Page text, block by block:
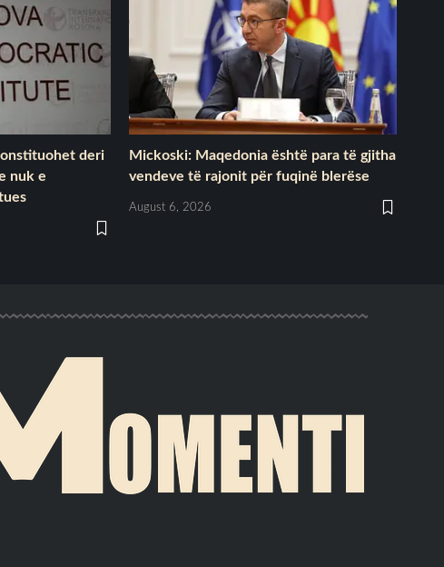
deri
nuk e
Mickoski: Maqedonia është para të gjitha
vendeve të rajonit për fuqinë blerëse
August 6, 2026